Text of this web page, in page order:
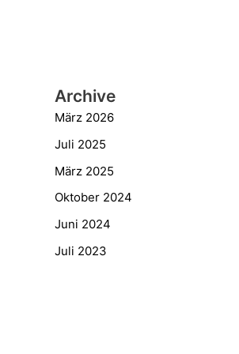
Archive
März 2026
Juli 2025
März 2025
Oktober 2024
Juni 2024
Juli 2023